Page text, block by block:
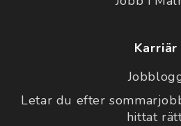
Karriär
Letar du efter
hittat